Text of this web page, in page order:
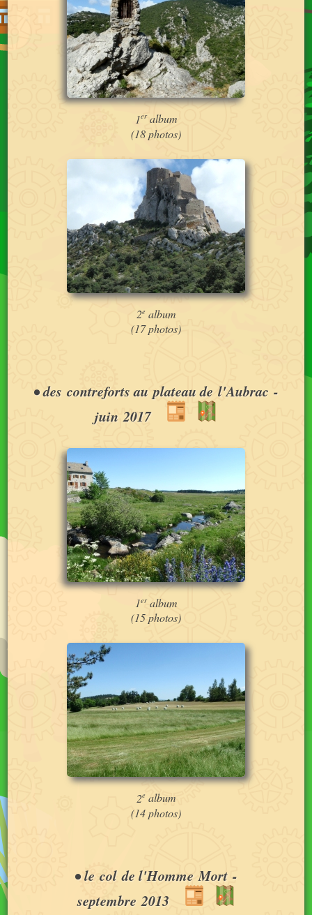
1eralbum
(18 photos)
2ealbum
(17 photos)
• des contreforts au plateau de l'Aubrac -
juin 2017
1eralbum
(15 photos)
2ealbum
(14 photos)
• le col de l'Homme Mort -
septembre 2013